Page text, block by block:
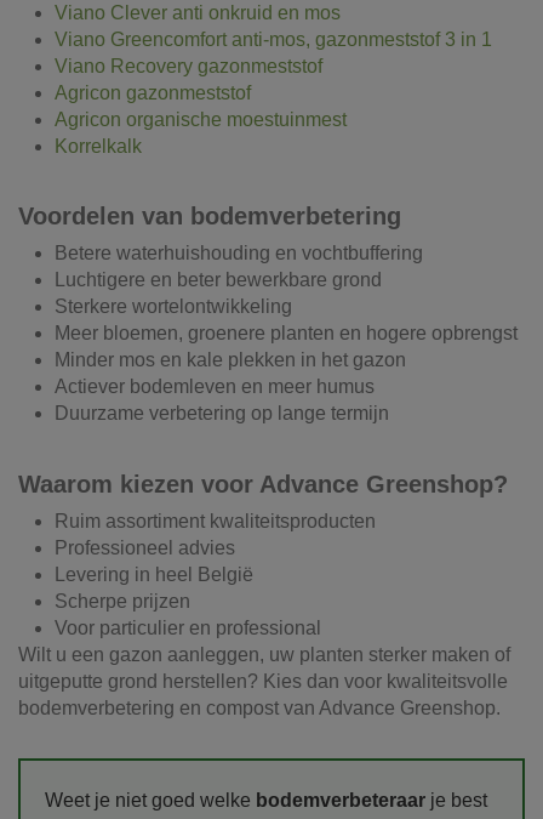
Viano Clever anti onkruid en mos
Viano Greencomfort anti-mos, gazonmeststof 3 in 1
Viano Recovery gazonmeststof
Agricon gazonmeststof
Agricon organische moestuinmest
Korrelkalk
Voordelen van bodemverbetering
Betere waterhuishouding en vochtbuffering
Luchtigere en beter bewerkbare grond
Sterkere wortelontwikkeling
Meer bloemen, groenere planten en hogere opbrengst
Minder mos en kale plekken in het gazon
Actiever bodemleven en meer humus
Duurzame verbetering op lange termijn
Waarom kiezen voor Advance Greenshop?
Ruim assortiment kwaliteitsproducten
Professioneel advies
Levering in heel België
Scherpe prijzen
Voor particulier en professional
Wilt u een gazon aanleggen, uw planten sterker maken of
uitgeputte grond herstellen? Kies dan voor kwaliteitsvolle
bodemverbetering en compost van Advance Greenshop.
Weet je niet goed welke bodemverbeteraar je best